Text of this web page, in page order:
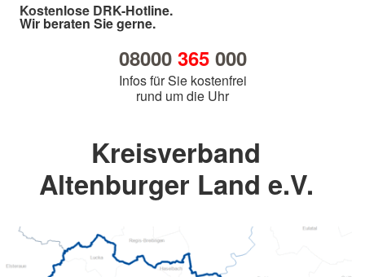
Kostenlose DRK-Hotline.
Wir beraten Sie gerne.
08000 365000
Infos für Sie kostenfrei
rund um die Uhr
Kreisverband
Altenburger Land e.V.